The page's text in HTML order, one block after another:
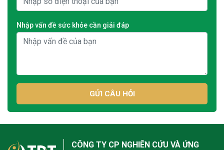
Nhập vấn đề sức khỏe cần giải đáp
GỬI CÂU HỎI
CÔNG TY CP NGHIÊN CỨU VÀ ỨNG